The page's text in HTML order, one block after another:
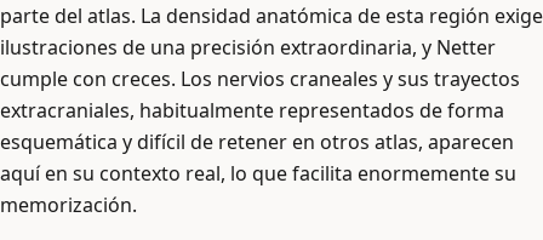
parte del atlas. La densidad anatómica de esta región exige
ilustraciones de una precisión extraordinaria, y Netter
cumple con creces. Los nervios craneales y sus trayectos
extracraniales, habitualmente representados de forma
esquemática y difícil de retener en otros atlas, aparecen
aquí en su contexto real, lo que facilita enormemente su
memorización.